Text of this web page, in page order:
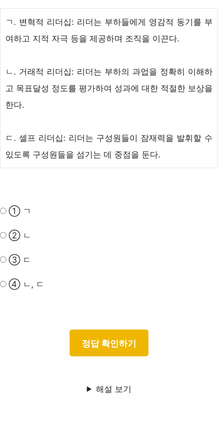
ㄱ. 변혁적 리더십: 리더는 부하들에게 영감적 동기를 부
여하고 지적 자극 등을 제공하며 조직을 이끈다.
ㄴ. 거래적 리더십: 리더는 부하의 과업을 정확히 이해하
고 목표달성 정도를 평가하여 성과에 대한 적절한 보상을
한다.
ㄷ. 셀프 리더십: 리더는 구성원들이 잠재력을 발휘할 수
있도록 구성원들을 섬기는 데 중점을 둔다.
① ㄱ
② ㄴ
③ ㄷ
④ ㄴ, ㄷ
해설 보기